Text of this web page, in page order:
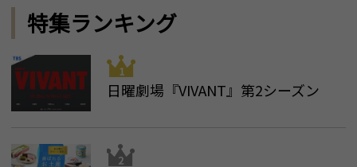
特集ランキング
日曜劇場『VIVANT』第2シーズン